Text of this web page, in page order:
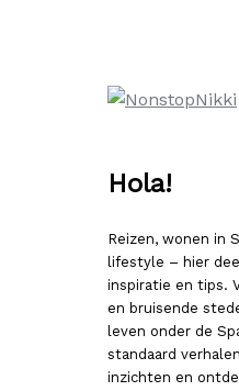
Hola!
Reizen, wonen in
lifestyle – hier
inspiratie en tips.
en bruisende
leven onder de
standaard
inzichten en